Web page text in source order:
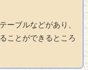
ーブルなどがあり、
ことができるところ